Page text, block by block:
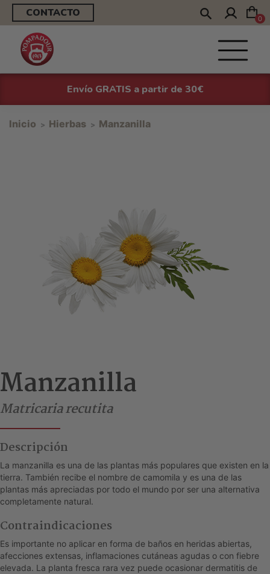
CONTACTO 0
Envío GRATIS a partir de 30€
Inicio Hierbas Manzanilla
Manzanilla
Matricaria recutita
Descripción
La manzanilla es una de las plantas más populares que existen en la
tierra. También recibe el nombre de camomila y es una de las
plantas más apreciadas por todo el mundo por ser una alternativa
completamente natural.
Contraindicaciones
Es importante no aplicar en forma de baños en heridas abiertas,
afecciones extensas, inflamaciones cutáneas agudas o con fiebre
elevada. La planta fresca rara vez puede ocasionar dermatitis de